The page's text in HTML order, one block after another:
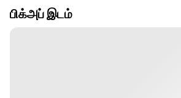
பிக்அப் இடம்